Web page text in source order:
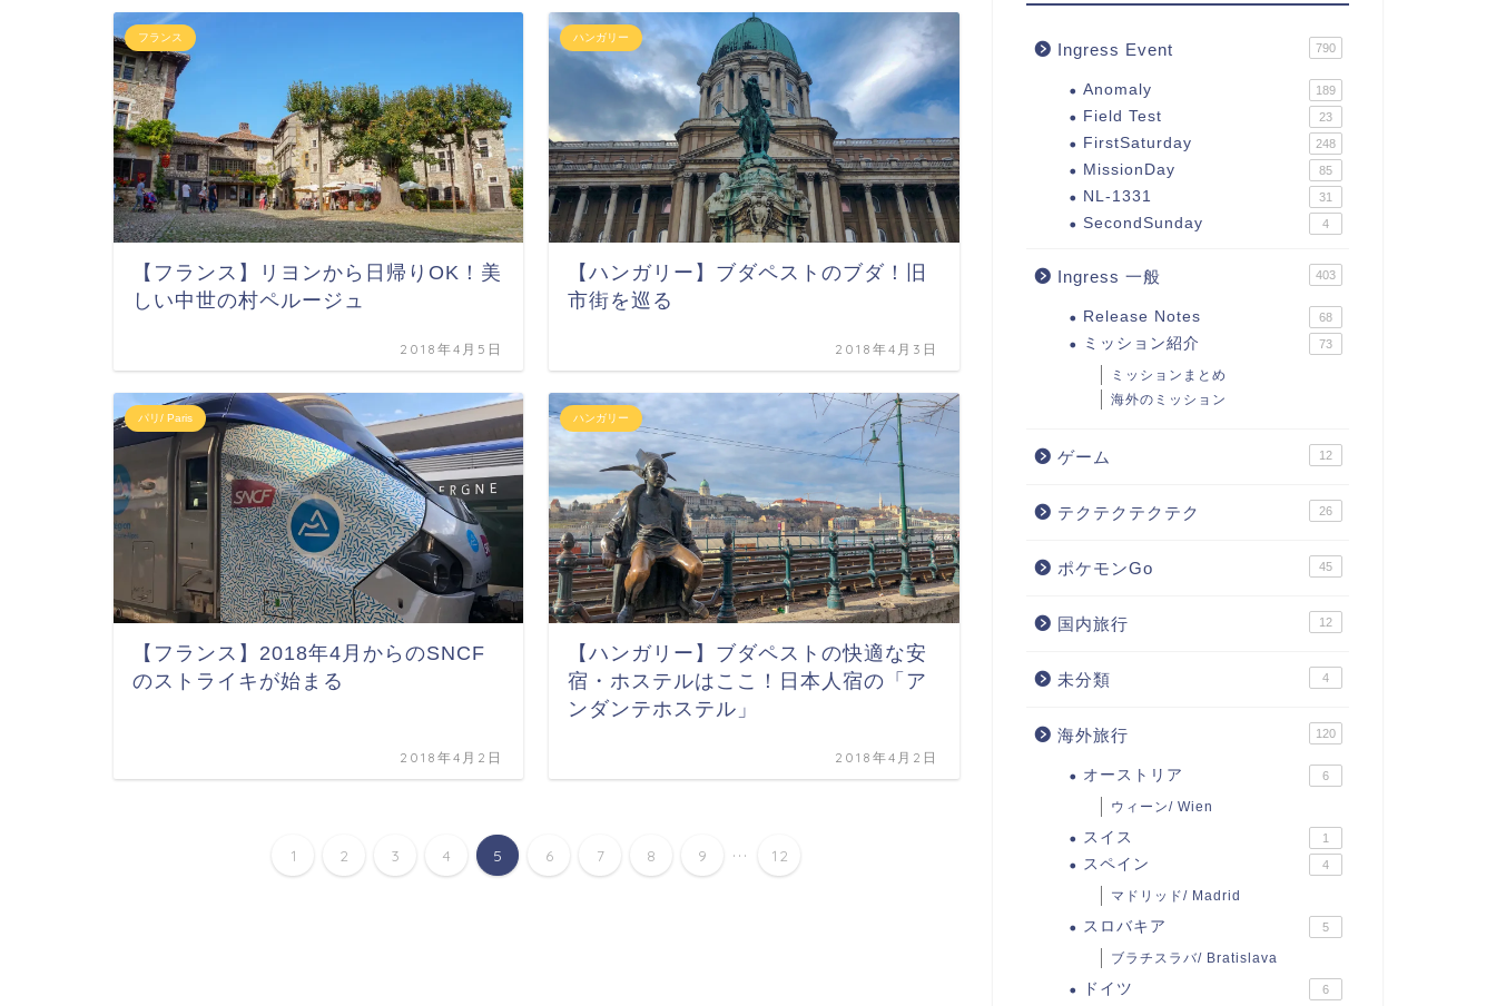
フランス
【フランス】リヨンから日帰りOK！美
しい中世の村ペルージュ
2018年4月5日
ハンガリー
【ハンガリー】ブダペストのブダ！旧
市街を巡る
2018年4月3日
パリ/ Paris
【フランス】2018年4月からのSNCF
のストライキが始まる
2018年4月2日
ハンガリー
【ハンガリー】ブダペストの快適な安
宿・ホステルはここ！日本人宿の「ア
ンダンテホステル」
2018年4月2日
1 2 3 4 5 6 7 8 9 ... 12
Ingress Event 790
Anomaly 189
Field Test 23
FirstSaturday 248
MissionDay 85
NL-1331 31
SecondSunday 4
Ingress 一般 403
Release Notes 68
ミッション紹介 73
ミッションまとめ
海外のミッション
ゲーム 12
テクテクテクテク 26
ポケモンGo 45
国内旅行 12
未分類 4
海外旅行 120
オーストリア 6
ウィーン/ Wien
スイス 1
スペイン 4
マドリッド/ Madrid
スロバキア 5
ブラチスラバ/ Bratislava
ドイツ 6